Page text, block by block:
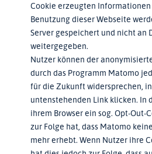
Cookie erzeugten Informationen
Benutzung dieser Webseite
Server gespeichert und nicht an
weitergegeben.
Nutzer können der
durch das Programm Matomo
für die Zukunft widersprechen,
untenstehenden Link klicken. In
ihrem Browser ein sog. Opt-Out-
zur Folge hat, dass Matomo
mehr erhebt. Wenn Nutzer ihre